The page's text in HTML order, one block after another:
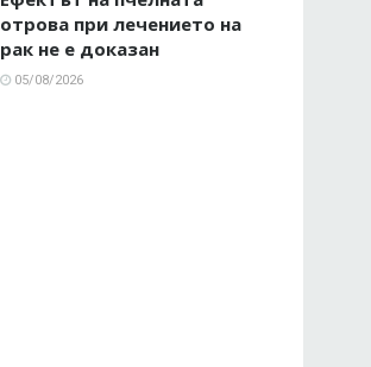
отрова при лечението на
рак не е доказан
05/08/2026